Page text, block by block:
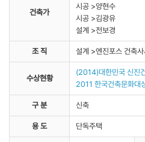
건축가
시공 >양현수
시공 >김광유
설계 >전보경
조 직 설계 >엔진포스 건축
수상현황
(2014)대한민국 신진
2011 한국건축문화대
구 분 신축
용 도 단독주택